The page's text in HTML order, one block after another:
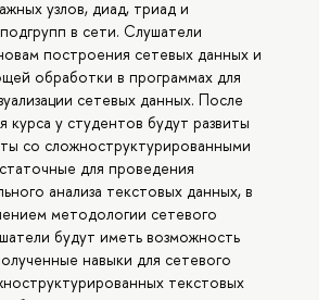
узлов, диад, триад и
в сети. Слушатели
построения сетевых данных и
обработки в программах для
сетевых данных. После
курса у студентов будут развиты
со сложноструктурированными
для проведения
анализа текстовых данных, в
методологии сетевого
будут иметь возможность
навыки для сетевого
текстовых